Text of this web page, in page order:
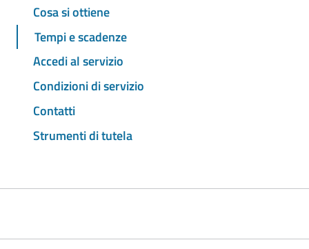
Cosa si ottiene
Tempi e scadenze
Accedi al servizio
Condizioni di servizio
Contatti
Strumenti di tutela